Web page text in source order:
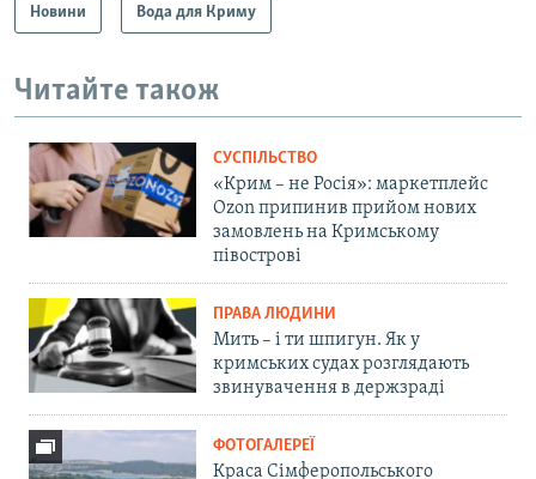
Новини Вода для Криму
Читайте також
СУСПІЛЬСТВО
«Крим – не Росія»: маркетплейс
Ozon припинив прийом нових
замовлень на Кримському
півострові
ПРАВА ЛЮДИНИ
Мить – і ти шпигун. Як у
кримських судах розглядають
звинувачення в держзраді
ФОТОГАЛЕРЕЇ
Краса Сімферопольського